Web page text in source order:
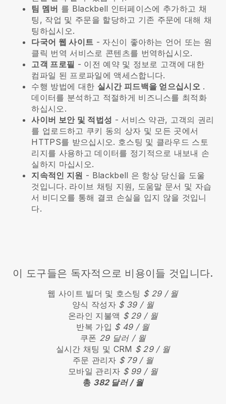
팀 멤버 를 Blackbell 인터페이스에 추가하고 채
팅, 작업 및 주문을 할당하고 기존 주문에 대해 채
팅하십시오.
다국어 웹 사이트 - 자신이 좋아하는 언어 또는 원
클릭 번역 서비스로 콘텐츠를 번역하십시오.
고객 프로필 - 이전 예약 및 정보로 고객에 대한
컴파일 된 프로파일에 액세스합니다.
수행 방법에 대한 실시간 피드백을 얻으십시오 .
데이터를 분석하고 적절하게 비즈니스를 최적화
하십시오.
사이버 보안 및 적법성 - 서비스 약관, 고객의 권리
를 업로드하고 쿠키 동의 상자 및 모든 곳에서
HTTPS를 받으십시오. 호스팅 및 클라우드 스토
리지를 사용하고 데이터를 정기적으로 내보내 손
실하지 마십시오.
지속적인 지원 - Blackbell 은 항상 당신을 도울
것입니다. 라이브 채팅 지원, 도움말 문서 및 자습
서 비디오를 통해 결코 손실을 입지 않을 것입니
다.
이 도구들은 독자적으로 비용이들 것입니다.
웹 사이트 빌더 및 호스팅 $ 29 / 월
양식 작성자 $ 39 / 월
온라인 지불액 $ 29 / 월
반복 가입 $ 49 / 월
쿠폰 29 달러 / 월
실시간 채팅 및 CRM $ 29 / 월
주문 관리자 $ 79 / 월
모바일 관리자 $ 99 / 월
총 382 달러 / 월